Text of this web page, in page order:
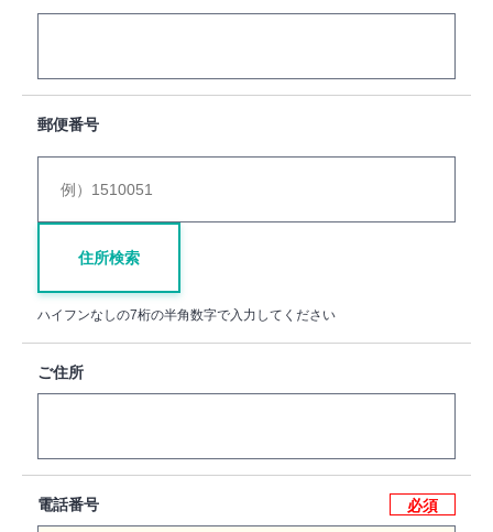
郵便番号
住所検索
ハイフンなしの7桁の半角数字で入力してください
ご住所
電話番号 必須